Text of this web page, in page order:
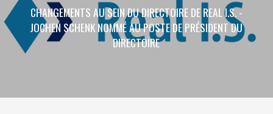
CHANGEMENTS AU SEIN DU DIRECTOIRE DE REAL I.S. -
JOCHEN SCHENK NOMMÉ AU POSTE DE PRÉSIDENT DU
DIRECTOIRE